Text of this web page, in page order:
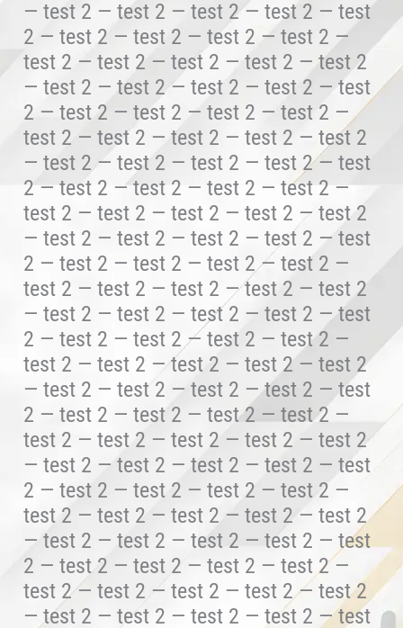
— test 2 — test 2 — test 2 — test 2 — test
2 — test 2 — test 2 — test 2 — test 2 —
test 2 — test 2 — test 2 — test 2 — test 2
— test 2 — test 2 — test 2 — test 2 — test
2 — test 2 — test 2 — test 2 — test 2 —
test 2 — test 2 — test 2 — test 2 — test 2
— test 2 — test 2 — test 2 — test 2 — test
2 — test 2 — test 2 — test 2 — test 2 —
test 2 — test 2 — test 2 — test 2 — test 2
— test 2 — test 2 — test 2 — test 2 — test
2 — test 2 — test 2 — test 2 — test 2 —
test 2 — test 2 — test 2 — test 2 — test 2
— test 2 — test 2 — test 2 — test 2 — test
2 — test 2 — test 2 — test 2 — test 2 —
test 2 — test 2 — test 2 — test 2 — test 2
— test 2 — test 2 — test 2 — test 2 — test
2 — test 2 — test 2 — test 2 — test 2 —
test 2 — test 2 — test 2 — test 2 — test 2
— test 2 — test 2 — test 2 — test 2 — test
2 — test 2 — test 2 — test 2 — test 2 —
test 2 — test 2 — test 2 — test 2 — test 2
— test 2 — test 2 — test 2 — test 2 — test
2 — test 2 — test 2 — test 2 — test 2 —
test 2 — test 2 — test 2 — test 2 — test 2
— test 2 — test 2 — test 2 — test 2 — test